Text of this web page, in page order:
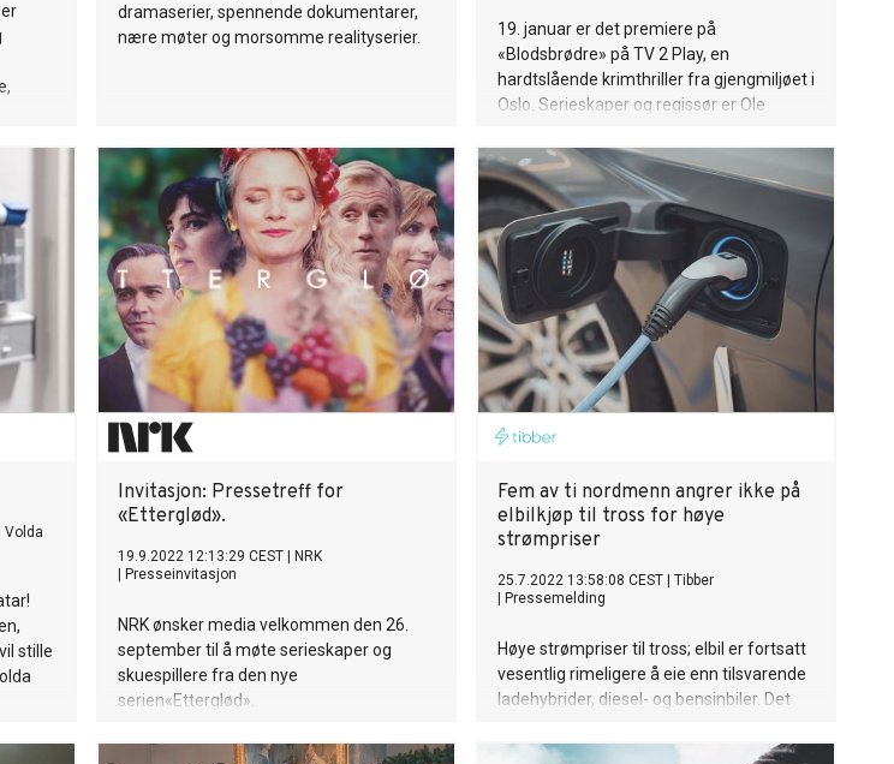
dramaserier, spennende dokumentarer,
nære møter og morsomme realityserier.
19. januar er det premiere på
«Blodsbrødre» på TV 2 Play, en
hardtslående krimthriller fra gjengmiljøet i
Oslo. Serieskaper og regissør er Ole
serie-suksesser.
Volda
stille
Invitasjon: Pressetreff for
«Etterglød».
19.9.2022 12:13:29 CEST
NRK
Presseinvitasjon
NRK ønsker media velkommen den 26.
september til å møte serieskaper og
skuespillere fra den nye
serien«Etterglød».
Fem av ti nordmenn angrer ikke på
elbilkjøp til tross for høye
strømpriser
25.7.2022 13:58:08 CEST
Tibber
Pressemelding
Høye strømpriser til tross; elbil er fortsatt
vesentlig rimeligere å eie enn tilsvarende
ladehybrider, diesel- og bensinbiler. Det
natten, når strømprisen er lavere. Med ny